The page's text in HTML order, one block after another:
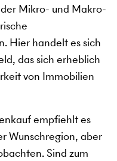
Mikro- und Makro-
Hier handelt es sich
das sich erheblich
von Immobilien
empfiehlt es
Wunschregion, aber
Sind zum